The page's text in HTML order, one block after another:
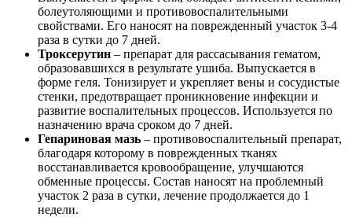
болеутоляющими и противовоспалительными
свойствами. Его наносят на поврежденный участок 3-4
раза в сутки до 7 дней.
Троксерутин – препарат для рассасывания гематом,
образовавшихся в результате ушиба. Выпускается в
форме геля. Тонизирует и укрепляет вены и сосудистые
стенки, предотвращает проникновение инфекции и
развитие воспалительных процессов. Используется по
назначению врача сроком до 7 дней.
Гепариновая мазь – противовоспалительный препарат,
благодаря которому в поврежденных тканях
восстанавливается кровообращение, улучшаются
обменные процессы. Состав наносят на проблемный
участок 2 раза в сутки, лечение продолжается до 1
недели.